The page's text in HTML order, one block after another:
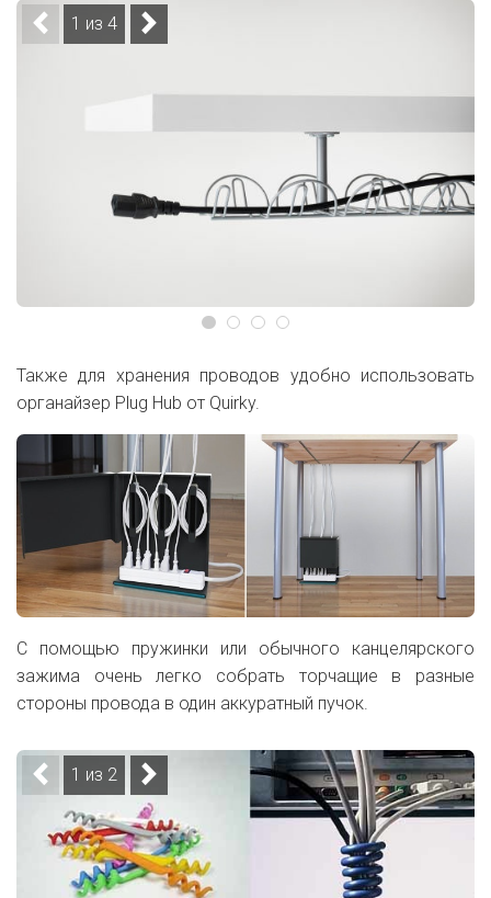
1 из 4
Также для хранения проводов удобно использовать
органайзер Plug Hub от Quirky.
С помощью пружинки или обычного канцелярского
зажима очень легко собрать торчащие в разные
стороны провода в один аккуратный пучок.
1 из 2